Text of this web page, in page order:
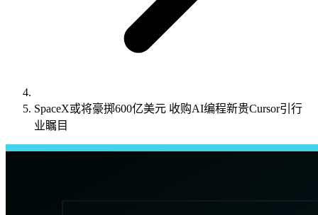
SpaceX或将豪掷600亿美元 收购AI编程新贵Cursor引行
业瞩目